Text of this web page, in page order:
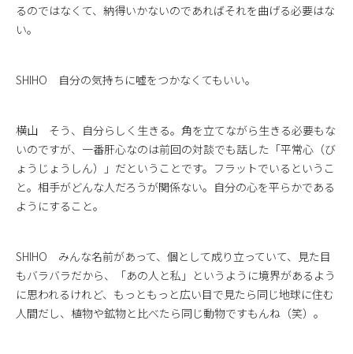
るのではなくて、納得いかないのであればそれを曲げる必要はな
い。
SHIHO 自分の気持ちに嘘をつかなくてもいい。
横山 そう、自分らしく生きる。角を立てながら生きる必要もな
いのですが、一番肝心なのは前回の対談でも話した「平常心（び
ょうじょうしん）」だということです。フラットでいるというこ
と。相手がどんな人だろうが関係ない。自分の心を平らかである
ようにすること。
SHIHO みんな名前があって、個として成り立っていて、見た目
もバラバラだから、「あの人と私」というように境界があるよう
に思われるけれど、もっともっと広い目で見たら同じ地球に住む
人間だし、植物や鉱物と比べたら同じ動物ですもんね（笑）。